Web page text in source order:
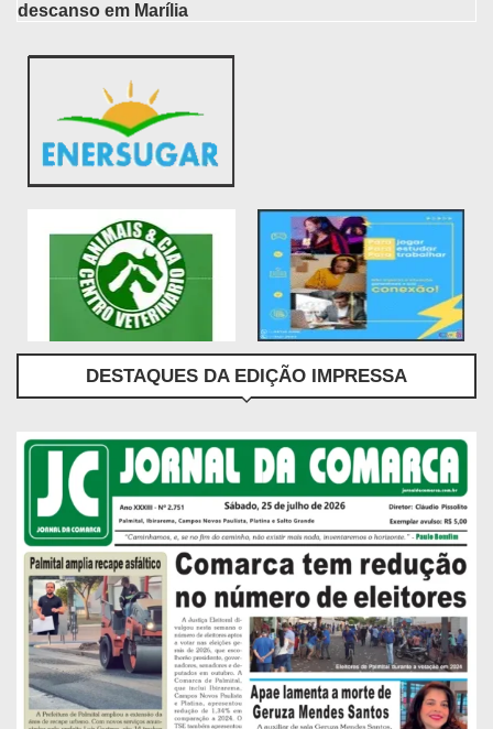
descanso em Marília
DESTAQUES DA EDIÇÃO IMPRESSA